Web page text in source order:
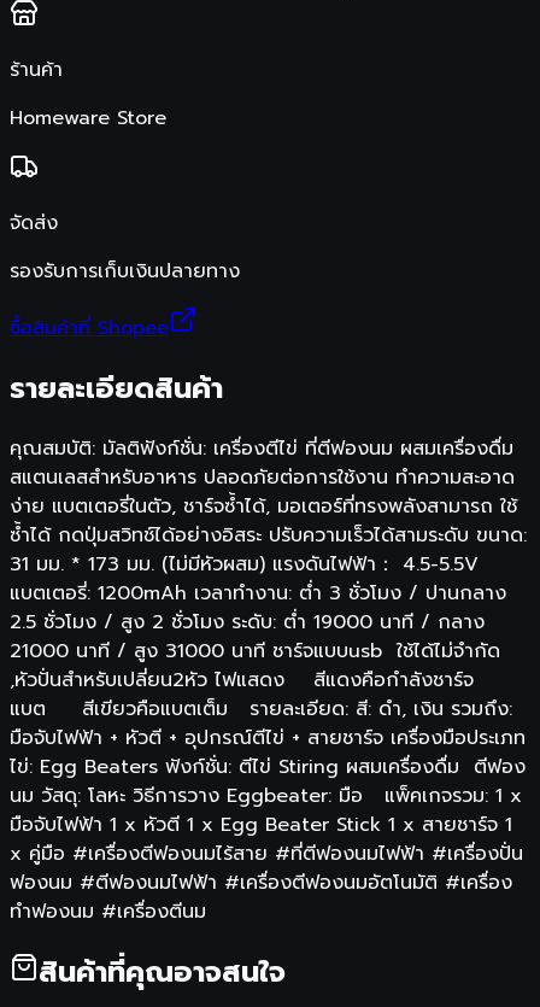
ร้านค้า
Homeware Store
จัดส่ง
รองรับการเก็บเงินปลายทาง
ซื้อสินค้าที่ Shopee
รายละเอียดสินค้า
คุณสมบัติ: มัลติฟังก์ชั่น: เครื่องตีไข่ ที่ตีฟองนม ผสมเครื่องดื่ม
สแตนเลสสำหรับอาหาร ปลอดภัยต่อการใช้งาน ทำความสะอาด
ง่าย แบตเตอรี่ในตัว, ชาร์จซ้ำได้, มอเตอร์ที่ทรงพลังสามารถ ใช้
ซ้ำได้ กดปุ่มสวิทช์ได้อย่างอิสระ ปรับความเร็วได้สามระดับ ขนาด:
31 มม. * 173 มม. (ไม่มีหัวผสม) แรงดันไฟฟ้า： 4.5-5.5V
แบตเตอรี่: 1200mAh เวลาทำงาน: ต่ำ 3 ชั่วโมง / ปานกลาง
2.5 ชั่วโมง / สูง 2 ชั่วโมง ระดับ: ต่ำ 19000 นาที / กลาง
21000 นาที / สูง 31000 นาที ชาร์จแบบusb ใช้ได้ไม่จำกัด
,หัวปั่นสำหรับเปลี่ยน2หัว ไฟแสดง สีแดงคือกำลังชาร์จ
แบต สีเขียวคือแบตเต็ม รายละเอียด: สี: ดำ, เงิน รวมถึง:
มือจับไฟฟ้า + หัวตี + อุปกรณ์ตีไข่ + สายชาร์จ เครื่องมือประเภท
ไข่: Egg Beaters ฟังก์ชั่น: ตีไข่ Stiring ผสมเครื่องดื่ม ตีฟอง
นม วัสดุ: โลหะ วิธีการวาง Eggbeater: มือ แพ็คเกจรวม: 1 x
มือจับไฟฟ้า 1 x หัวตี 1 x Egg Beater Stick 1 x สายชาร์จ 1
x คู่มือ #เครื่องตีฟองนมไร้สาย #ที่ตีฟองนมไฟฟ้า #เครื่องปั่น
ฟองนม #ตีฟองนมไฟฟ้า #เครื่องตีฟองนมอัตโนมัติ #เครื่อง
ทำฟองนม #เครื่องตีนม
สินค้าที่คุณอาจสนใจ